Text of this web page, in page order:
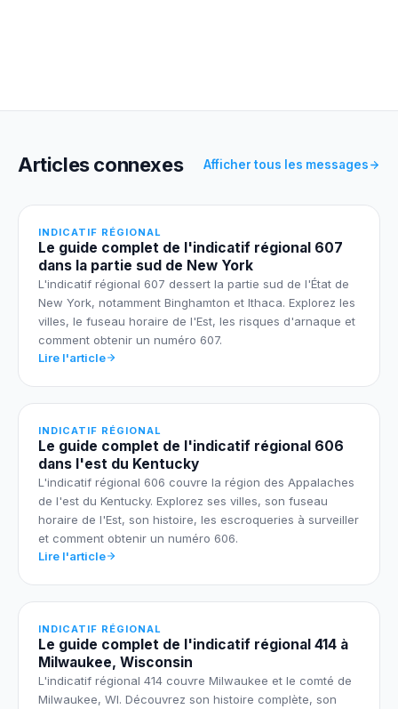
Articles connexes Afficher tous les messages
INDICATIF RÉGIONAL
Le guide complet de l'indicatif régional 607
dans la partie sud de New York
L'indicatif régional 607 dessert la partie sud de l'État de
New York, notamment Binghamton et Ithaca. Explorez les
villes, le fuseau horaire de l'Est, les risques d'arnaque et
comment obtenir un numéro 607.
Lire l'article
INDICATIF RÉGIONAL
Le guide complet de l'indicatif régional 606
dans l'est du Kentucky
L'indicatif régional 606 couvre la région des Appalaches
de l'est du Kentucky. Explorez ses villes, son fuseau
horaire de l'Est, son histoire, les escroqueries à surveiller
et comment obtenir un numéro 606.
Lire l'article
INDICATIF RÉGIONAL
Le guide complet de l'indicatif régional 414 à
Milwaukee, Wisconsin
L'indicatif régional 414 couvre Milwaukee et le comté de
Milwaukee, WI. Découvrez son histoire complète, son